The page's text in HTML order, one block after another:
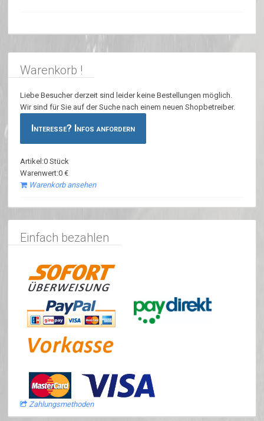
Warenkorb !
Liebe Besucher derzeit sind leider keine Bestellungen möglich.
Wir sind für Sie auf der Suche nach einem neuen Shopbetreiber.
Interesse? Infos anfordern
Artikel:0 Stück
Warenwert:0 €
Warenkorb ansehen
Einfach bezahlen
Zahlungsmethoden